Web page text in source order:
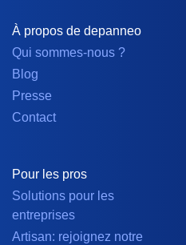
À propos de depanneo
Qui sommes-nous ?
Blog
Presse
Contact
Pour les pros
Solutions pour les
entreprises
Artisan: rejoignez notre